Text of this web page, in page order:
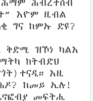
ሕማም ሕብረተሰብ
እዮም ዚብል
ግና ከምኡ ድዩ?
ቅድሚ ዝኾነ ካልእ
ክትብድህ
እዚ
ከመይ ኢሉ!
መፍትሒ